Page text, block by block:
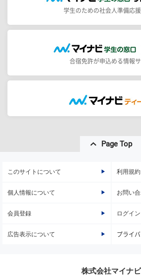
学生のための社会人準備応
合宿免許が申込める情報
Page Top
このサイトについて 利用規約
個人情報について お問い
会員登録 ログイン
広告表示について プライ
株式会社マイナビ